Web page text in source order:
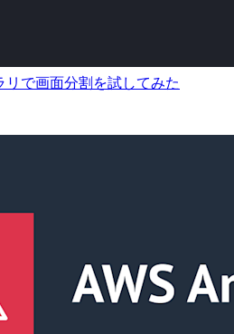
で画面分割を試してみた